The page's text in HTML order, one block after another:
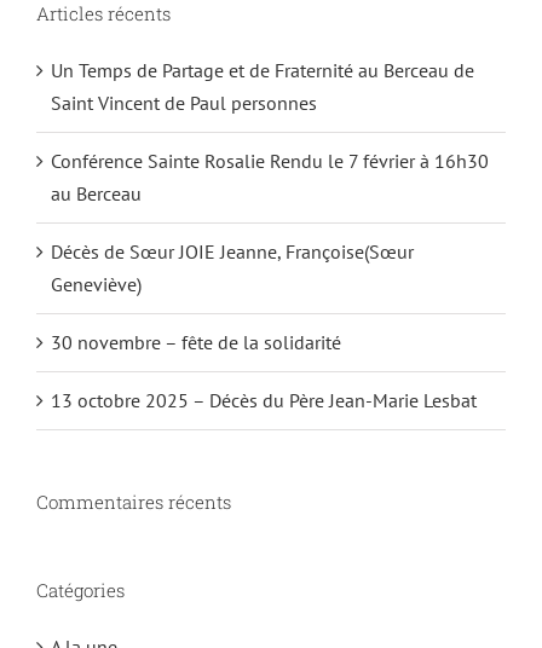
Articles récents
Un Temps de Partage et de Fraternité au Berceau de
Saint Vincent de Paul personnes
Conférence Sainte Rosalie Rendu le 7 février à 16h30
au Berceau
Décès de Sœur JOIE Jeanne, Françoise(Sœur
Geneviève)
30 novembre – fête de la solidarité
13 octobre 2025 – Décès du Père Jean-Marie Lesbat
Commentaires récents
Catégories